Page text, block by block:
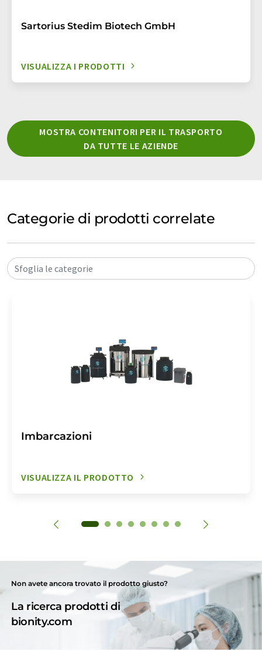
Sartorius Stedim Biotech GmbH
VISUALIZZA I PRODOTTI
MOSTRA CONTENITORI PER IL TRASPORTO
DA TUTTE LE AZIENDE
Categorie di prodotti correlate
Sfoglia le categorie
Imbarcazioni
VISUALIZZA IL PRODOTTO
Non avete ancora trovato il prodotto giusto?
La ricerca prodotti di
bionity.com